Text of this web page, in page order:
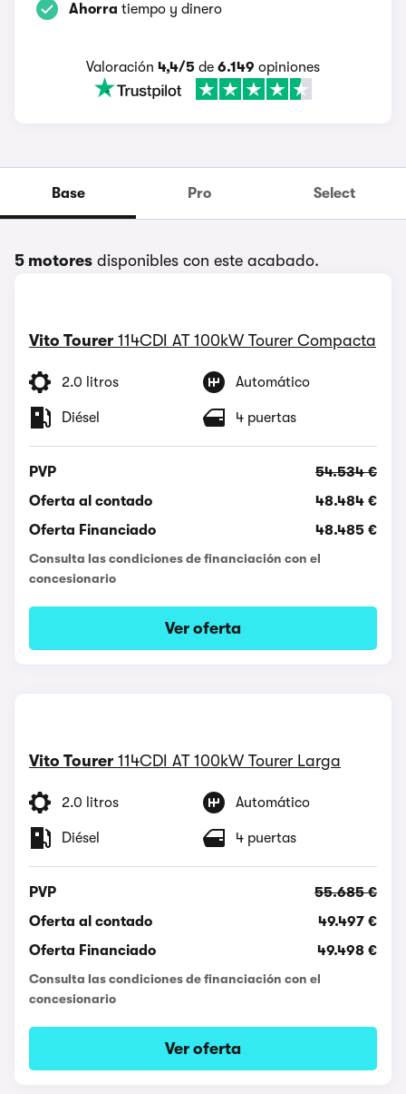
Ahorra tiempo y dinero
Valoración 4,4/5 de 6.149 opiniones
Base Pro Select
5 motores disponibles con este acabado.
Vito Tourer 114CDI AT 100kW Tourer Compacta
2.0 litros Automático
Diésel 4 puertas
PVP
54.534 €
Oferta al contado
48.484 €
Oferta Financiado
48.485 €
Consulta las condiciones de financiación con el
concesionario
Ver oferta
Vito Tourer 114CDI AT 100kW Tourer Larga
2.0 litros Automático
Diésel 4 puertas
PVP
55.685 €
Oferta al contado
49.497 €
Oferta Financiado
49.498 €
Consulta las condiciones de financiación con el
concesionario
Ver oferta